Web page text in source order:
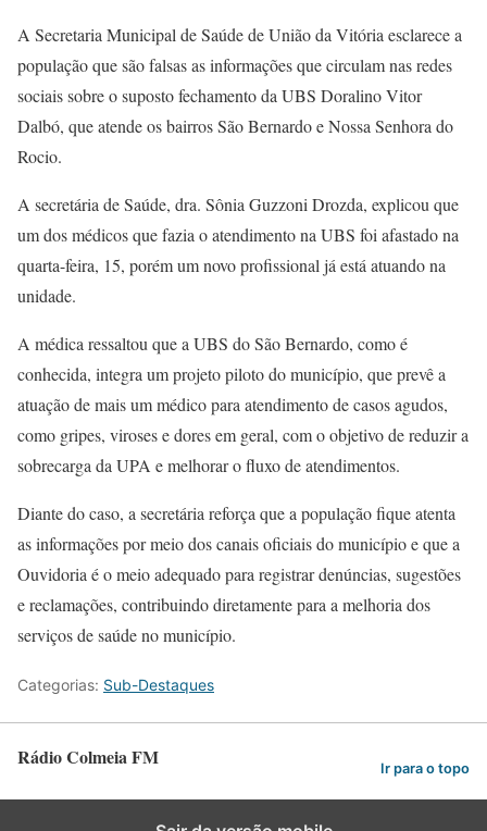
A Secretaria Municipal de Saúde de União da Vitória esclarece a
população que são falsas as informações que circulam nas redes
sociais sobre o suposto fechamento da UBS Doralino Vitor
Dalbó, que atende os bairros São Bernardo e Nossa Senhora do
Rocio.
A secretária de Saúde, dra. Sônia Guzzoni Drozda, explicou que
um dos médicos que fazia o atendimento na UBS foi afastado na
quarta-feira, 15, porém um novo profissional já está atuando na
unidade.
A médica ressaltou que a UBS do São Bernardo, como é
conhecida, integra um projeto piloto do município, que prevê a
atuação de mais um médico para atendimento de casos agudos,
como gripes, viroses e dores em geral, com o objetivo de reduzir a
sobrecarga da UPA e melhorar o fluxo de atendimentos.
Diante do caso, a secretária reforça que a população fique atenta
as informações por meio dos canais oficiais do município e que a
Ouvidoria é o meio adequado para registrar denúncias, sugestões
e reclamações, contribuindo diretamente para a melhoria dos
serviços de saúde no município.
Categorias: Sub-Destaques
Rádio Colmeia FM Ir para o topo